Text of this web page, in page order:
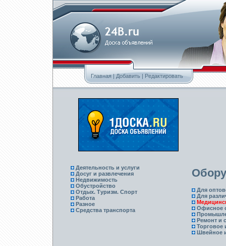
Главная|Добавить | Редактировать
Деятельность и услуги
Досуг и развлечения
Недвижимость
Обустройство
Отдых. Туризм. Спорт
Работа
Разное
Средства транспорта
Для
Для
Офисное
Ремонт и
Торговое
Швейное